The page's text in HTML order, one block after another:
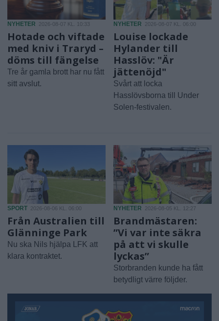
NYHETER 2026-08-07 KL. 10:33
Hotade och viftade
med kniv i Traryd –
döms till fängelse
Tre år gamla brott har nu fått
sitt avslut.
NYHETER 2026-08-07 KL. 06:00
Louise lockade
Hylander till
Hasslöv: "Är
jättenöjd"
Svårt att locka
Hasslövsborna till Under
Solen-festivalen.
SPORT 2026-08-06 KL. 06:00
Från Australien till
Glänninge Park
Nu ska Nils hjälpa LFK att
klara kontraktet.
NYHETER 2026-08-05 KL. 12:27
Brandmästaren:
”Vi var inte säkra
på att vi skulle
lyckas”
Storbranden kunde ha fått
betydligt värre följder.